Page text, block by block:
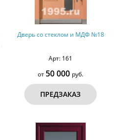
Дверь со стеклом и МДФ №18
Арт: 161
от 50 000 руб.
ПРЕДЗАКАЗ